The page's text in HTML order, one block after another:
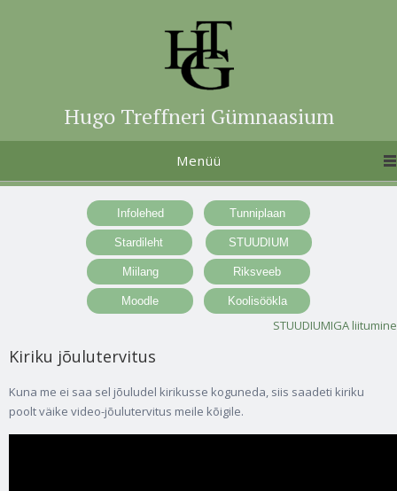
Hugo Treffneri Gümnaasium
Menüü
STUUDIUMIGA liitumine
Kiriku jõulutervitus
Kuna me ei saa sel jõuludel kirikusse koguneda, siis saadeti kiriku
poolt väike video-jõulutervitus meile kõigile.